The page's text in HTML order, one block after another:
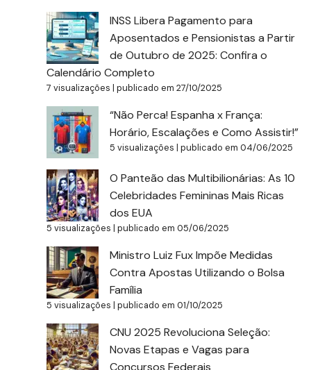
INSS Libera Pagamento para
Aposentados e Pensionistas a Partir
de Outubro de 2025: Confira o
Calendário Completo
7 visualizações |publicado em 27/10/2025
“Não Perca! Espanha x França:
Horário, Escalações e Como Assistir!”
5 visualizações |publicado em 04/06/2025
O Panteão das Multibilionárias: As 10
Celebridades Femininas Mais Ricas
dos EUA
5 visualizações |publicado em 05/06/2025
Ministro Luiz Fux Impõe Medidas
Contra Apostas Utilizando o Bolsa
Família
5 visualizações |publicado em 01/10/2025
CNU 2025 Revoluciona Seleção:
Novas Etapas e Vagas para
Concursos Federais